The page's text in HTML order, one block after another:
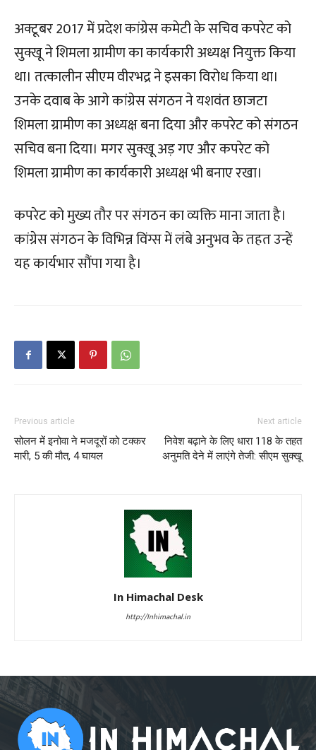
अक्टूबर 2017 में प्रदेश कांग्रेस कमेटी के सचिव कपरेट को
सुक्खू ने शिमला ग्रामीण का कार्यकारी अध्यक्ष नियुक्त किया
था। तत्कालीन सीएम वीरभद्र ने इसका विरोध किया था।
उनके दवाब के आगे कांग्रेस संगठन ने यशवंत छाजटा
शिमला ग्रामीण का अध्यक्ष बना दिया और कपरेट को संगठन
सचिव बना दिया। मगर सुक्खू अड़ गए और कपरेट को
शिमला ग्रामीण का कार्यकारी अध्यक्ष भी बनाए रखा।
कपरेट को मुख्य तौर पर संगठन का व्यक्ति माना जाता है।
कांग्रेस संगठन के विभिन्न विंग्स में लंबे अनुभव के तहत उन्हें
यह कार्यभार सौंपा गया है।
Previous article
सोलन में इनोवा ने मजदूरों को टक्कर
मारी, 5 की मौत, 4 घायल
Next article
निवेश बढ़ाने के लिए धारा 118 के तहत
अनुमति देने में लाएंगे तेजी: सीएम सुक्खू
In Himachal Desk
http://Inhimachal.in